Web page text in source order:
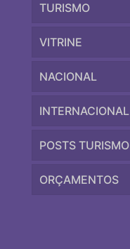
TURISMO
VITRINE
NACIONAL
INTERNACIONAL
POSTS TURISMO
ORÇAMENTOS